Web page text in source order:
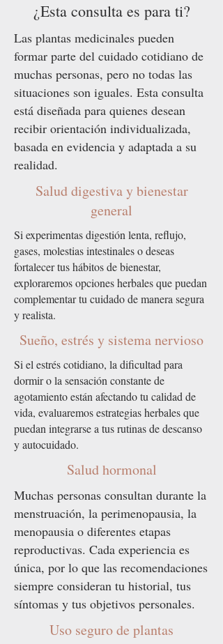
¿Esta consulta es para ti?
Las plantas medicinales pueden
formar parte del cuidado cotidiano de
muchas personas, pero no todas las
situaciones son iguales. Esta consulta
está diseñada para quienes desean
recibir orientación individualizada,
basada en evidencia y adaptada a su
realidad.
Salud digestiva y bienestar
general
Si experimentas digestión lenta, reflujo,
gases, molestias intestinales o deseas
fortalecer tus hábitos de bienestar,
exploraremos opciones herbales que puedan
complementar tu cuidado de manera segura
y realista.
Sueño, estrés y sistema nervioso
Si el estrés cotidiano, la dificultad para
dormir o la sensación constante de
agotamiento están afectando tu calidad de
vida, evaluaremos estrategias herbales que
puedan integrarse a tus rutinas de descanso
y autocuidado.
Salud hormonal
Muchas personas consultan durante la
menstruación, la perimenopausia, la
menopausia o diferentes etapas
reproductivas. Cada experiencia es
única, por lo que las recomendaciones
siempre consideran tu historial, tus
síntomas y tus objetivos personales.
Uso seguro de plantas